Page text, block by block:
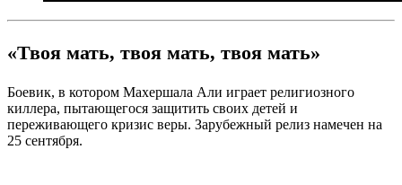
«Твоя мать, твоя мать, твоя мать»
Боевик, в котором Махершала Али играет религиозного
киллера, пытающегося защитить своих детей и
переживающего кризис веры. Зарубежный релиз намечен на
25 сентября.